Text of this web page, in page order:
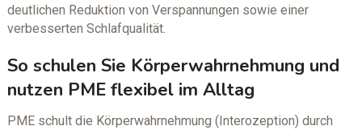
deutlichen Reduktion von Verspannungen sowie einer
verbesserten Schlafqualität.
So schulen Sie Körperwahrnehmung und
nutzen PME flexibel im Alltag
PME schult die Körperwahrnehmung (Interozeption) durch